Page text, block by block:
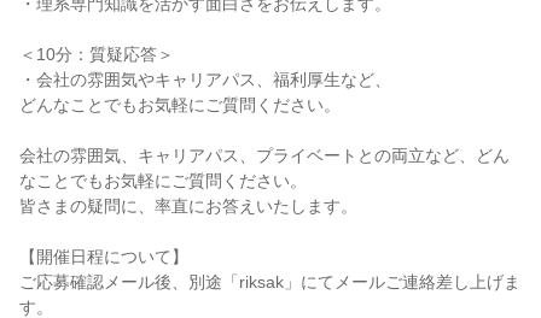
＜10分：質疑応答＞
・会社の雰囲気やキャリアパス、福利厚生など、
どんなことでもお気軽にご質問ください。
会社の雰囲気、キャリアパス、プライベートとの両立など、どん
なことでもお気軽にご質問ください。
皆さまの疑問に、率直にお答えいたします。
【開催日程について】
ご応募確認メール後、別途「riksak」にてメールご連絡差し上げま
す。